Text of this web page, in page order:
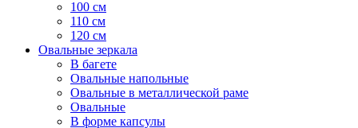
100 см
110 см
120 см
Овальные зеркала
В багете
Овальные напольные
Овальные в металлической раме
Овальные
В форме капсулы